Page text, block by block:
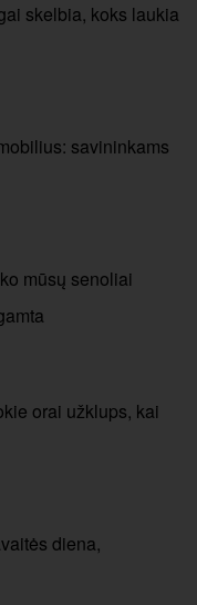
skelbia, koks laukia
savininkams
mūsų senoliai
orai užklups, kai
diena,